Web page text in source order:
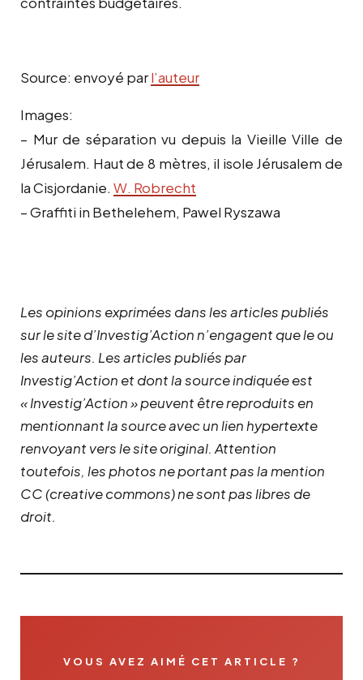
Source: envoyé parl’auteur
Images:
– Mur de séparation vu depuis la Vieille Ville de
Jérusalem. Haut de 8 mètres, il isole Jérusalem de
la Cisjordanie. W. Robrecht
– Graffiti in Bethelehem, Pawel Ryszawa
Les opinions exprimées dans les articles publiés
sur le site d’Investig’Action n’engagent que le ou
les auteurs. Les articles publiés par
Investig’Action et dont la source indiquée est
« Investig’Action » peuvent être reproduits en
mentionnant la source avec un lien hypertexte
renvoyant vers le site original. Attention
toutefois, les photos ne portant pas la mention
CC (creative commons) ne sont pas libres de
droit.
VOUS AVEZ AIMÉ CET ARTICLE ?